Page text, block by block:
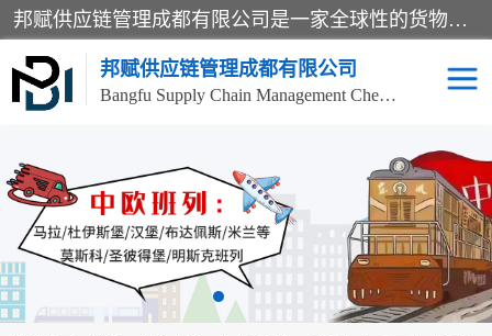
邦赋供应链管理成都有限公司是一家全球性的货物运输代理公司，主要从事：波兰中欧班列、德国中欧班列、出口莫斯科班列、中欧班列进口、蓉欧铁路、成都出口空运等业务，同时亦提供报关、报检、仓储、码头操作等服务。
邦赋供应链管理成都有限公司
Bangfu Supply Chain Management Chengdu Co.,LTD
进出口门到门 成都中欧班列
国际汽运 国际空运